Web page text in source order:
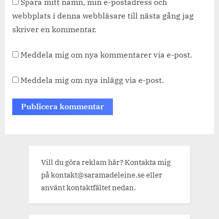
Spara mitt namn, min e-postadress och
webbplats i denna webbläsare till nästa gång jag
skriver en kommentar.
Meddela mig om nya kommentarer via e-post.
Meddela mig om nya inlägg via e-post.
Vill du göra reklam här? Kontakta mig
på kontakt@saramadeleine.se eller
använt kontaktfältet nedan.